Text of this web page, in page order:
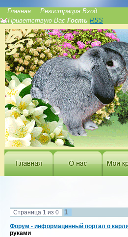
Главная
Регистрация Вход
Приветствую Вас Гость RSS
Страница 1 из 0 1
Форум - информацинный портал о
руками